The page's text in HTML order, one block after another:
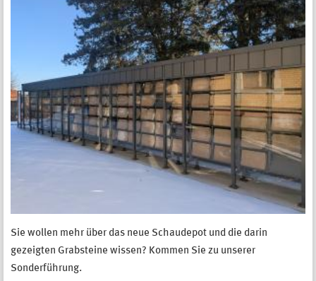
Sie wollen mehr über das neue Schaudepot und die darin
gezeigten Grabsteine wissen? Kommen Sie zu unserer
Sonderführung.